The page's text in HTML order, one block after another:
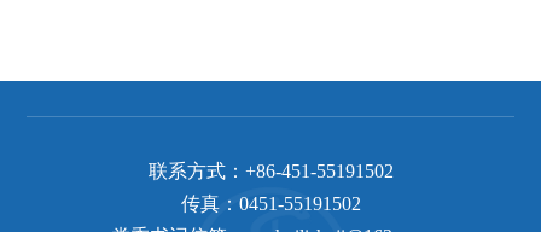
联系方式： +86-451-55191502
传真： 0451-55191502